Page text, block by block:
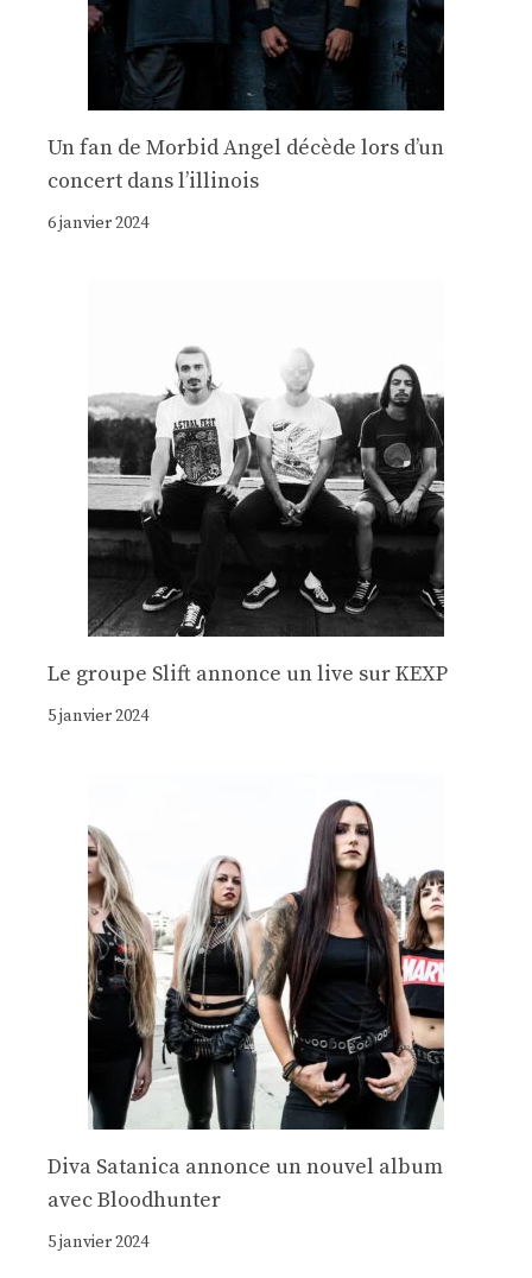
Un fan de Morbid Angel décède lors d’un
concert dans l’illinois
6 janvier 2024
Le groupe Slift annonce un live sur KEXP
5 janvier 2024
Diva Satanica annonce un nouvel album
avec Bloodhunter
5 janvier 2024